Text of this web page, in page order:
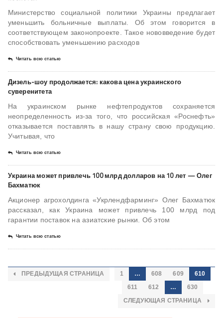
Министерство социальной политики Украины предлагает
уменьшить больничные выплаты. Об этом говорится в
соответствующем законопроекте. Такое нововведение будет
способствовать уменьшению расходов
Читать всю статью
Дизель-шоу продолжается: какова цена украинского
суверенитета
На украинском рынке нефтепродуктов сохраняется
неопределенность из-за того, что российская «Роснефть»
отказывается поставлять в нашу страну свою продукцию.
Учитывая, что
Читать всю статью
Украина может привлечь 100 млрд долларов на 10 лет — Олег
Бахматюк
Акционер агрохолдинга «Укрлендфарминг» Олег Бахматюк
рассказал, как Украина может привлечь 100 млрд под
гарантии поставок на азиатские рынки. Об этом
Читать всю статью
ПРЕДЫДУЩАЯ СТРАНИЦА 1 … 608 609
610
611
612 …
630
СЛЕДУЮЩАЯ СТРАНИЦА